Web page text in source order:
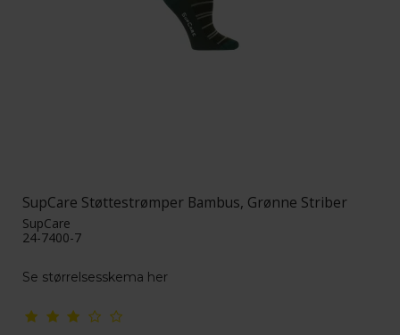
SupCare Støttestrømper Bambus, Grønne Striber
SupCare
24-7400-7
Se størrelsesskema her